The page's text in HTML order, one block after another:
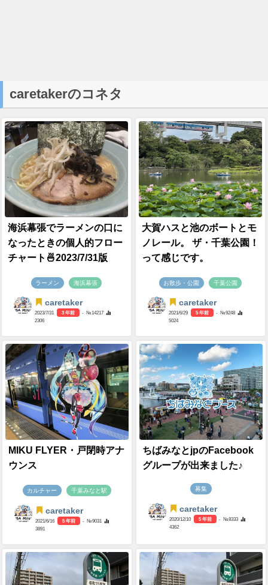
caretakerのコネタ
海浜幕張でラーメンの口に
なったときの個人的フロー
チャート🍜2023/7/31版
ラーメン 海浜幕張
caretaker
2023/7/31 3 年前
- №14217
2306
大賀ハスと池のボートとモ
ノレール。 ザ・千葉公園！
って感じです。
お散歩・公園 千葉公園
caretaker
2021/6/29 5 年前
- №9248
5024
MIKU FLYER・戸閉時アナ
ウンス
カルチャー 千葉みなと駅
caretaker
2021/6/16 5 年前
- №9031
3891
ちばみなとjpのFacebook
グループが出来ました♪
募集
caretaker
2020/12/10 5 年前
- №8333
4362